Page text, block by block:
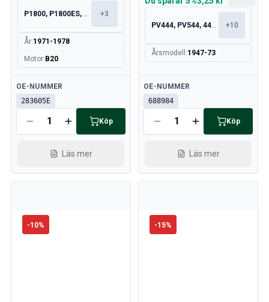
P1800, P1800ES, 140, 164 +3
År:1971-1978
Motor: B20
Tillgänglig
OE-NUMMER
283605E
Köp
Läs mer
PV444, PV544, 445, 210 +10
Årsmodell :1947-73
Tillgänglig
OE-NUMMER
688984
Köp
Läs mer
-10% -15%